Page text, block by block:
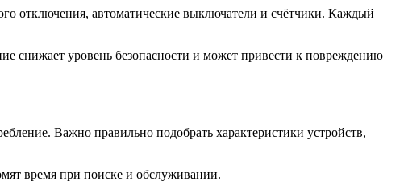
отключения, автоматические выключатели и счётчики. Каждый
снижает уровень безопасности и может привести к повреждению
Важно правильно подобрать характеристики устройств,
время при поиске и обслуживании.